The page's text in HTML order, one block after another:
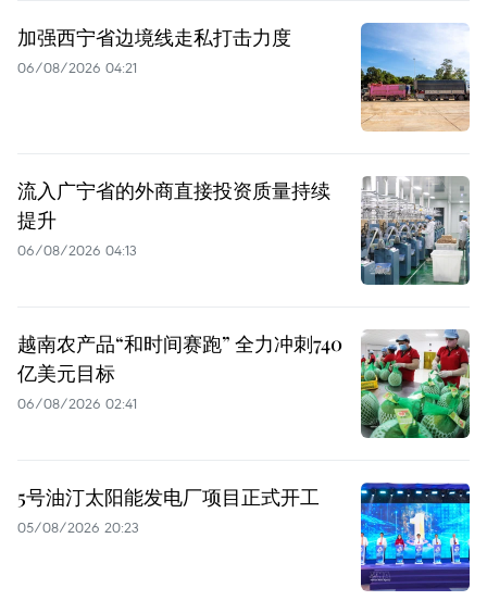
加强西宁省边境线走私打击力度
06/08/2026 04:21
流入广宁省的外商直接投资质量持续
提升
06/08/2026 04:13
越南农产品“和时间赛跑” 全力冲刺740
亿美元目标
06/08/2026 02:41
5号油汀太阳能发电厂项目正式开工
05/08/2026 20:23